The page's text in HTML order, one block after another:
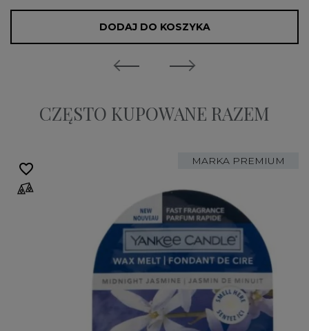
DODAJ DO KOSZYKA
CZĘSTO KUPOWANE RAZEM
MARKA PREMIUM
favorite_border